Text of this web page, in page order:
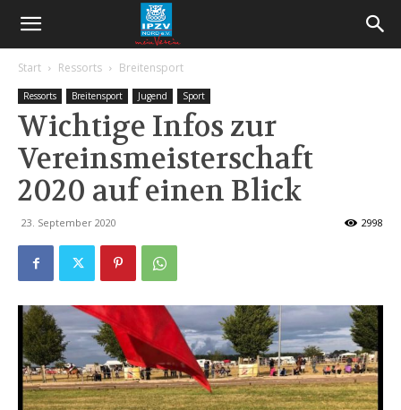
Start Ressorts Breitensport
Ressorts Breitensport Jugend Sport
Wichtige Infos zur
Vereinsmeisterschaft
2020 auf einen Blick
23. September 2020 2998